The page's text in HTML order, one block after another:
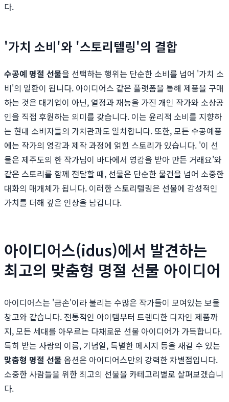
다.
'가치 소비'와 '스토리텔링'의 결합
수공예 명절 선물을 선택하는 행위는 단순한 소비를 넘어 '가치 소
비'의 일환이 됩니다. 아이디어스 같은 플랫폼을 통해 제품을 구매
하는 것은 대기업이 아닌, 열정과 재능을 가진 개인 작가와 소상공
인을 직접 후원하는 의미를 갖습니다. 이는 윤리적 소비를 지향하
는 현대 소비자들의 가치관과도 일치합니다. 또한, 모든 수공예품
에는 작가의 영감과 제작 과정에 얽힌 스토리가 있습니다. '이 선
물은 제주도의 한 작가님이 바다에서 영감을 받아 만든 거래요'와
같은 스토리를 함께 전달할 때, 선물은 단순한 물건을 넘어 소중한
대화의 매개체가 됩니다. 이러한 스토리텔링은 선물에 감성적인
가치를 더해 깊은 인상을 남깁니다.
아이디어스(idus)에서 발견하는
최고의 맞춤형 명절 선물 아이디어
아이디어스는 '금손'이라 불리는 수많은 작가들이 모여있는 보물
창고와 같습니다. 전통적인 아이템부터 트렌디한 디자인 제품까
지, 모든 세대를 아우르는 다채로운 선물 아이디어가 가득합니다.
특히 받는 사람의 이름, 기념일, 특별한 메시지 등을 새길 수 있는
맞춤형 명절 선물 옵션은 아이디어스만의 강력한 차별점입니다.
소중한 사람들을 위한 최고의 선물을 카테고리별로 살펴보겠습니
다.